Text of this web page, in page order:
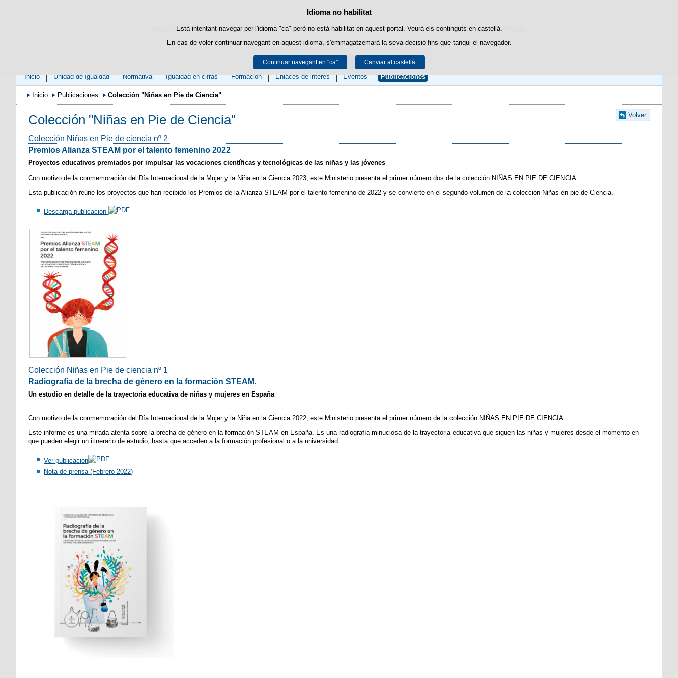
Política de cookies
Aquest lloc web utilitza cookies pròpies per facilitar la navegació i cookies de tercers per obtenir estadístiques d'ús i satisfacció.
Podeu obtenir més informació a l'apartat "Cookies" del nostreavís legal.
Acceptar Rebutjar
Idioma no habilitat
Està intentant navegar per l'idioma "ca" però no està habilitat en aquest portal. Veurà els continguts en castellà.
En cas de voler continuar navegant en aquest idioma, s'emmagatzemarà la seva decisió fins que tanqui el navegador.
Continuar navegant en "ca" Canviar al castellà
Passar al contingut
Inicio Unidad de Igualdad Normativa Igualdad en cifras Formación Enlaces de interés Eventos Publicaciones
Inicio Publicaciones Colección "Niñas en Pie de Ciencia"
Volver
Colección "Niñas en Pie de Ciencia"
Colección Niñas en Pie de ciencia nº 2
Premios Alianza STEAM por el talento femenino 2022
Proyectos educativos premiados por impulsar las vocaciones científicas y tecnológicas de las niñas y las jóvenes
Con motivo de la conmemoración del Día Internacional de la Mujer y la Niña en la Ciencia 2023, este Ministerio presenta el primer número dos de la colección NIÑAS EN PIE DE CIENCIA:
Esta publicación reúne los proyectos que han recibido los Premios de la Alianza STEAM por el talento femenino de 2022 y se convierte en el segundo volumen de la colección Niñas en pie de Ciencia.
Descarga publicación
Colección Niñas en Pie de ciencia nº 1
Radiografía de la brecha de género en la formación STEAM.
Un estudio en detalle de la trayectoria educativa de niñas y mujeres en España
Con motivo de la conmemoración del Día Internacional de la Mujer y la Niña en la Ciencia 2022, este Ministerio presenta el primer número de la colección NIÑAS EN PIE DE CIENCIA:
Este informe es una mirada atenta sobre la brecha de género en la formación STEAM en España. Es una radiografía minuciosa de la trayectoria educativa que siguen las niñas y mujeres desde el momento en
que pueden elegir un itinerario de estudio, hasta que acceden a la formación profesional o a la universidad.
Ver publicación
Nota de prensa (Febrero 2022)